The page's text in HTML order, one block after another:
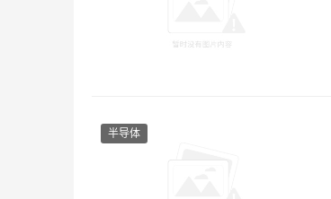
半导体